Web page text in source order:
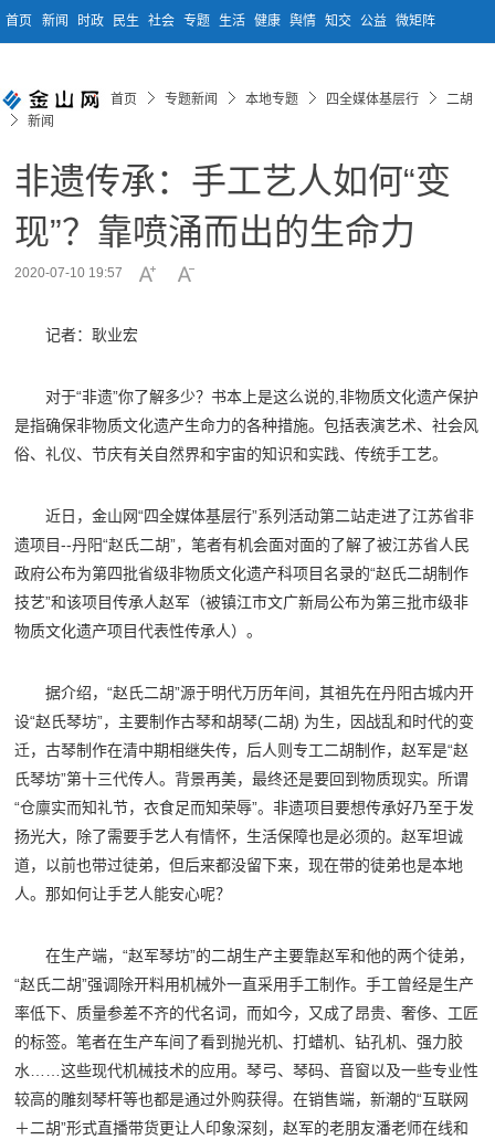
首页 新闻 时政 民生 社会 专题 生活 健康 舆情 知交 公益 微矩阵
首页 专题新闻 本地专题 四全媒体基层行
二胡
新闻
非遗传承：手工艺人如何“变
现”？靠喷涌而出的生命力
2020-07-10 19:57
记者：耿业宏
对于“非遗”你了解多少？书本上是这么说的,非物质文化遗产保护
是指确保非物质文化遗产生命力的各种措施。包括表演艺术、社会风
俗、礼仪、节庆有关自然界和宇宙的知识和实践、传统手工艺。
近日，金山网“四全媒体基层行”系列活动第二站走进了江苏省非
遗项目--丹阳“赵氏二胡”，笔者有机会面对面的了解了被江苏省人民
政府公布为第四批省级非物质文化遗产科项目名录的“赵氏二胡制作
技艺”和该项目传承人赵军（被镇江市文广新局公布为第三批市级非
物质文化遗产项目代表性传承人）。
据介绍，“赵氏二胡”源于明代万历年间，其祖先在丹阳古城内开
设“赵氏琴坊”，主要制作古琴和胡琴(二胡) 为生，因战乱和时代的变
迁，古琴制作在清中期相继失传，后人则专工二胡制作，赵军是“赵
氏琴坊”第十三代传人。背景再美，最终还是要回到物质现实。所谓
“仓廪实而知礼节，衣食足而知荣辱”。非遗项目要想传承好乃至于发
扬光大，除了需要手艺人有情怀，生活保障也是必须的。赵军坦诚
道，以前也带过徒弟，但后来都没留下来，现在带的徒弟也是本地
人。那如何让手艺人能安心呢？
在生产端，“赵军琴坊”的二胡生产主要靠赵军和他的两个徒弟，
“赵氏二胡”强调除开料用机械外一直采用手工制作。手工曾经是生产
率低下、质量参差不齐的代名词，而如今，又成了昂贵、奢侈、工匠
的标签。笔者在生产车间了看到抛光机、打蜡机、钻孔机、强力胶
水……这些现代机械技术的应用。琴弓、琴码、音窗以及一些专业性
较高的雕刻琴杆等也都是通过外购获得。在销售端，新潮的“互联网
＋二胡”形式直播带货更让人印象深刻，赵军的老朋友潘老师在线和